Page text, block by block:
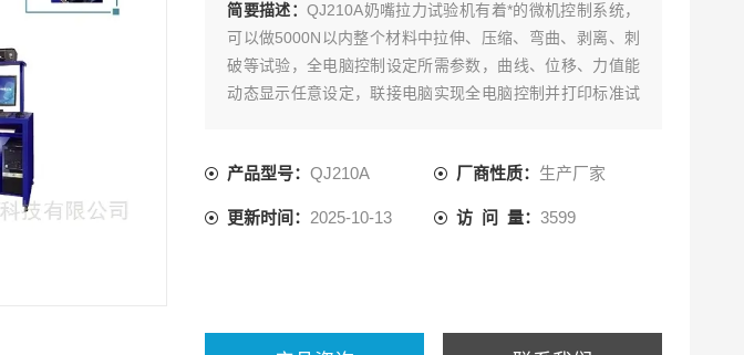
简要描述：QJ210A奶嘴拉力试验机有着*的微机控制系统，
可以做5000N以内整个材料中拉伸、压缩、弯曲、剥离、刺
破等试验，全电脑控制设定所需参数，曲线、位移、力值能
动态显示任意设定，联接电脑实现全电脑控制并打印标准试
大方
产品型号：QJ210A 厂商性质： 生产厂家
更新时间： 2025-10-13 访 问 量： 3599